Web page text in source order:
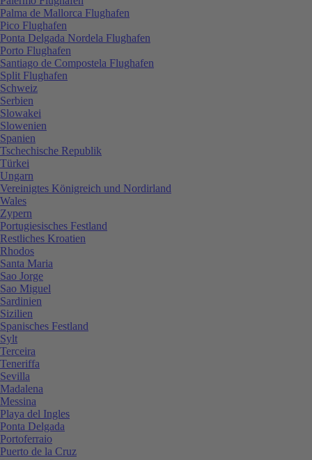
Palma de Mallorca Flughafen
Pico Flughafen
Ponta Delgada Nordela Flughafen
Porto Flughafen
Santiago de Compostela Flughafen
Split Flughafen
Schweiz
Serbien
Slowakei
Slowenien
Spanien
Tschechische Republik
Türkei
Ungarn
Vereinigtes Königreich und Nordirland
Wales
Zypern
Portugiesisches Festland
Restliches Kroatien
Rhodos
Santa Maria
Sao Jorge
Sao Miguel
Sardinien
Sizilien
Spanisches Festland
Sylt
Terceira
Teneriffa
Sevilla
Madalena
Messina
Playa del Ingles
Ponta Delgada
Portoferraio
Puerto de la Cruz